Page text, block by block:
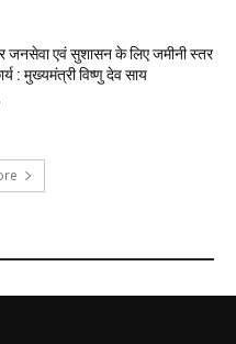
जनसेवा एवं सुशासन के लिए जमीनी स्तर
: मुख्यमंत्री विष्णु देव साय